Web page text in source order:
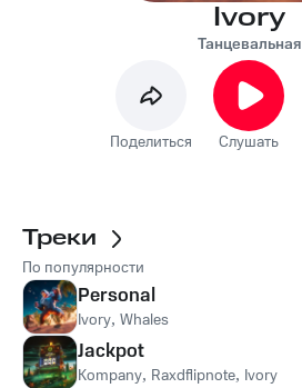
Ivory
Танцевальная
Поделиться Слушать
Треки
По популярности
Personal
Ivory, Whales
Jackpot
Kompany, Raxdflipnote, Ivory